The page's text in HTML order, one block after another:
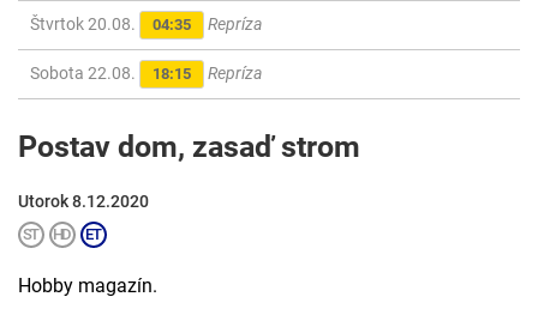
Štvrtok 20.08. 04:35 Repríza
Sobota 22.08. 18:15 Repríza
Postav dom, zasaď strom
Utorok 8.12.2020
Hobby magazín.